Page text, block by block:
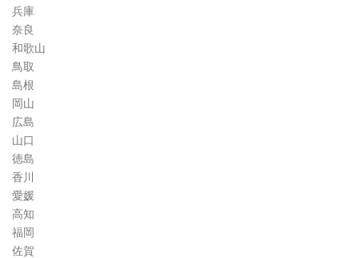
兵庫
奈良
和歌山
鳥取
島根
岡山
広島
山口
徳島
香川
愛媛
高知
福岡
佐賀